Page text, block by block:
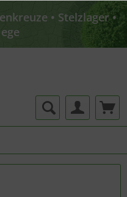
• Stelzlager •
Abholung im Lager
• Stelzlager •